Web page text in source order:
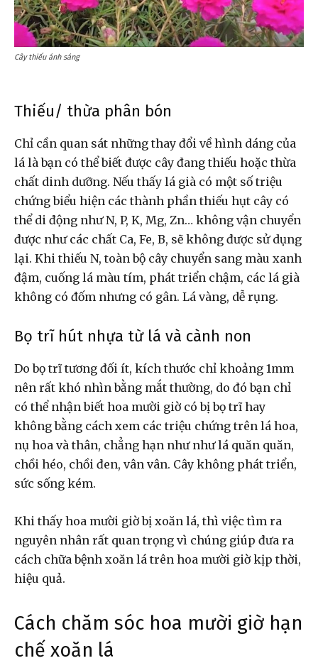
Cây thiếu ánh sáng
Thiếu/ thừa phân bón
Chỉ cần quan sát những thay đổi về hình dáng của
lá là bạn có thể biết được cây đang thiếu hoặc thừa
chất dinh dưỡng. Nếu thấy lá già có một số triệu
chứng biểu hiện các thành phần thiếu hụt cây có
thể di động như N, P, K, Mg, Zn… không vận chuyển
được như các chất Ca, Fe, B, sẽ không được sử dụng
lại. Khi thiếu N, toàn bộ cây chuyển sang màu xanh
đậm, cuống lá màu tím, phát triển chậm, các lá già
không có đốm nhưng có gân. Lá vàng, dễ rụng.
Bọ trĩ hút nhựa từ lá và cành non
Do bọ trĩ tương đối ít, kích thước chỉ khoảng 1mm
nên rất khó nhìn bằng mắt thường, do đó bạn chỉ
có thể nhận biết hoa mười giờ có bị bọ trĩ hay
không bằng cách xem các triệu chứng trên lá hoa,
nụ hoa và thân, chẳng hạn như như lá quăn quăn,
chồi héo, chồi đen, vân vân. Cây không phát triển,
sức sống kém.
Khi thấy hoa mười giờ bị xoăn lá, thì việc tìm ra
nguyên nhân rất quan trọng vì chúng giúp đưa ra
cách chữa bệnh xoăn lá trên hoa mười giờ kịp thời,
hiệu quả.
Cách chăm sóc hoa mười giờ hạn
chế xoăn lá